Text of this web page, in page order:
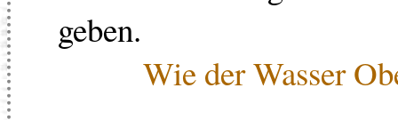
geben.
Wie der Wasser